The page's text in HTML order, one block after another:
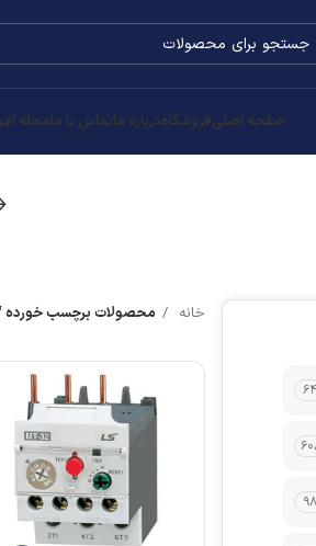
صفحه اصلیفروشگاهدرباره ماتماس با مامجله
۹۸
خانه محصولات برچسب خورده